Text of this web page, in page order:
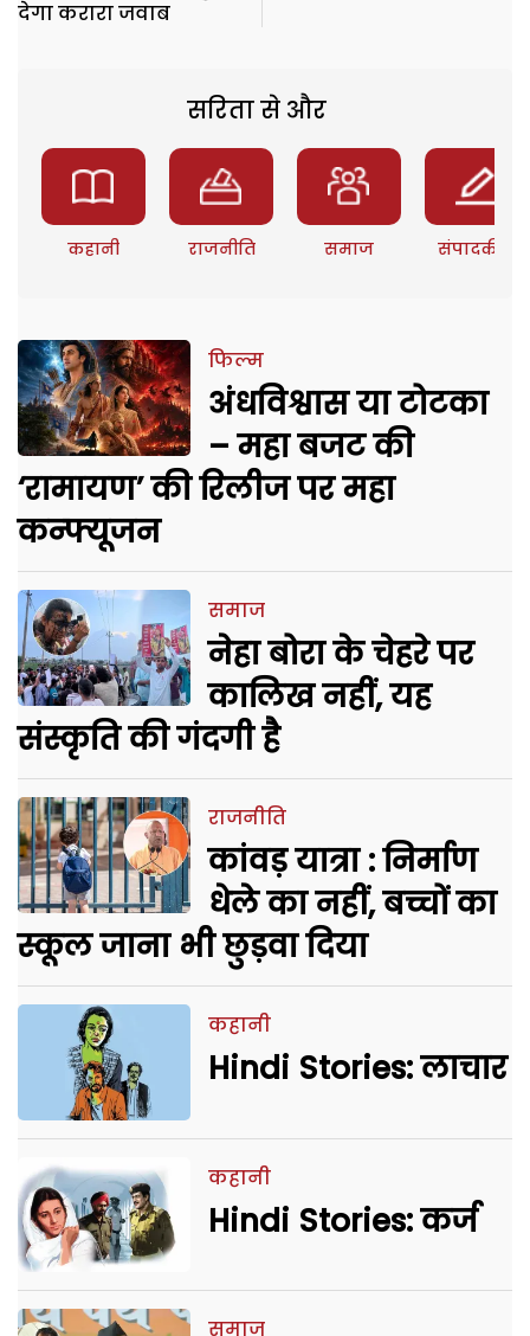
देगा करारा जवाब
सरिता से और
कहानी राजनीति समाज संपादकीय
फिल्म
अंधविश्वास या टोटका
– महा बजट की
‘रामायण’ की रिलीज पर महा
कन्फ्यूजन
समाज
नेहा बोरा के चेहरे पर
कालिख नहीं, यह
संस्कृति की गंदगी है
राजनीति
कांवड़ यात्रा : निर्माण
धेले का नहीं, बच्चों का
स्कूल जाना भी छुड़वा दिया
कहानी
Hindi Stories: लाचार
कहानी
Hindi Stories: कर्ज
समाज